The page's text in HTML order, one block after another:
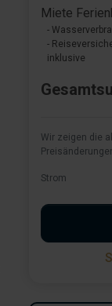
Miete
-
-
inklusive
Wir zeigen die
Strom